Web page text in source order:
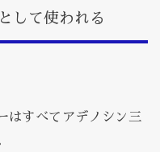
して使われる
はすべてアデノシン三